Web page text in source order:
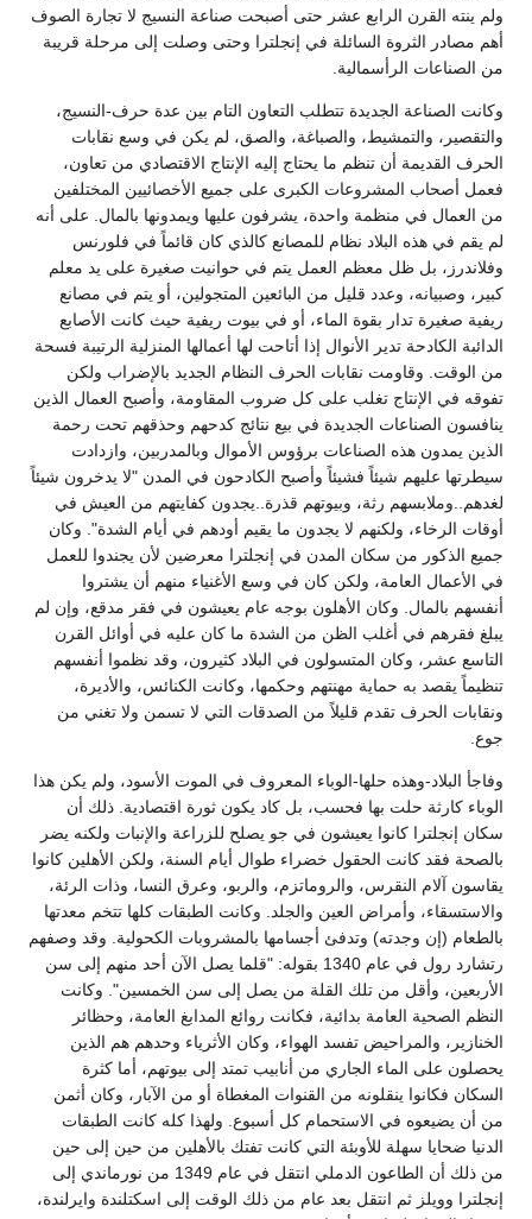
ولم ينته القرن الرابع عشر حتى أصبحت صناعة النسيج لا تجارة الصوف
أهم مصادر الثروة السائلة في إنجلترا وحتى وصلت إلى مرحلة قريبة
من الصناعات الرأسمالية.
وكانت الصناعة الجديدة تتطلب التعاون التام بين عدة حرف-النسيج،
والتقصير، والتمشيط، والصباغة، والصق، لم يكن في وسع نقابات
الحرف القديمة أن تنظم ما يحتاج إليه الإنتاج الاقتصادي من تعاون،
فعمل أصحاب المشروعات الكبرى على جميع الأخصائيين المختلفين
من العمال في منظمة واحدة، يشرفون عليها ويمدونها بالمال. على أنه
لم يقم في هذه البلاد نظام للمصانع كالذي كان قائماً في فلورنس
وفلاندرز، بل ظل معظم العمل يتم في حوانيت صغيرة على يد معلم
كبير، وصبيانه، وعدد قليل من البائعين المتجولين، أو يتم في مصانع
ريفية صغيرة تدار بقوة الماء، أو في بيوت ريفية حيث كانت الأصابع
الدائبة الكادحة تدير الأنوال إذا أتاحت لها أعمالها المنزلية الرتيبة فسحة
من الوقت. وقاومت نقابات الحرف النظام الجديد بالإضراب ولكن
تفوقه في الإنتاج تغلب على كل ضروب المقاومة، وأصبح العمال الذين
ينافسون الصناعات الجديدة في بيع نتائج كدحهم وحذقهم تحت رحمة
الذين يمدون هذه الصناعات برؤوس الأموال وبالمدربين، وازدادت
سيطرتها عليهم شيئاً فشيئاً وأصبح الكادحون في المدن "لا يدخرون شيئاً
لغدهم..وملابسهم رثة، وبيوتهم قذرة..يجدون كفايتهم من العيش في
أوقات الرخاء، ولكنهم لا يجدون ما يقيم أودهم في أيام الشدة". وكان
جميع الذكور من سكان المدن في إنجلترا معرضين لأن يجندوا للعمل
في الأعمال العامة، ولكن كان في وسع الأغنياء منهم أن يشتروا
أنفسهم بالمال. وكان الأهلون بوجه عام يعيشون في فقر مدقع، وإن لم
يبلغ فقرهم في أغلب الظن من الشدة ما كان عليه في أوائل القرن
التاسع عشر، وكان المتسولون في البلاد كثيرون، وقد نظموا أنفسهم
تنظيماً يقصد به حماية مهنتهم وحكمها، وكانت الكنائس، والأديرة،
ونقابات الحرف تقدم قليلاً من الصدقات التي لا تسمن ولا تغني من
جوع.
وفاجأ البلاد-وهذه حلها-الوباء المعروف في الموت الأسود، ولم يكن هذا
الوباء كارثة حلت بها فحسب، بل كاد يكون ثورة اقتصادية. ذلك أن
سكان إنجلترا كانوا يعيشون في جو يصلح للزراعة والإنبات ولكنه يضر
بالصحة فقد كانت الحقول خضراء طوال أيام السنة، ولكن الأهلين كانوا
يقاسون آلام النقرس، والروماتزم، والربو، وعرق النسا، وذات الرئة،
والاستسقاء، وأمراض العين والجلد. وكانت الطبقات كلها تتخم معدتها
بالطعام (إن وجدته) وتدفئ أجسامها بالمشروبات الكحولية. وقد وصفهم
رتشارد رول في عام 1340 بقوله: "قلما يصل الآن أحد منهم إلى سن
الأربعين، وأقل من تلك القلة من يصل إلى سن الخمسين". وكانت
النظم الصحية العامة بدائية، فكانت روائع المدابغ العامة، وحظائر
الخنازير، والمراحيض تفسد الهواء، وكان الأثرياء وحدهم هم الذين
يحصلون على الماء الجاري من أنابيب تمتد إلى بيوتهم، أما كثرة
السكان فكانوا ينقلونه من القنوات المغطاة أو من الآبار، وكان أثمن
من أن يضيعوه في الاستحمام كل أسبوع. ولهذا كله كانت الطبقات
الدنيا ضحايا سهلة للأوبئة التي كانت تفتك بالأهلين من حين إلى حين
من ذلك أن الطاعون الدملي انتقل في عام 1349 من نورماندي إلى
إنجلترا وويلز ثم انتقل بعد عام من ذلك الوقت إلى اسكتلندة وايرلندة،